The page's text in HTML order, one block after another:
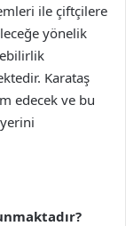
ile çiftçilere
yönelik
Karataş
edecek ve bu